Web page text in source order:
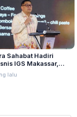
Sahabat Hadiri
IGS Makassar,
Investasi
lalu